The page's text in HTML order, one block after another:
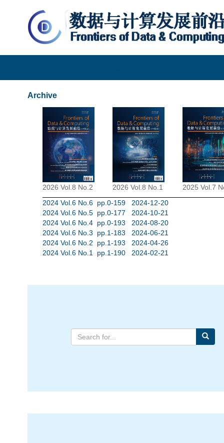
Archive
2026 Vol.8 No.2 2026 Vol.8 No.1
2025 Vol.7
2024 Vol.6 No.6 pp.0-159 2024-12-20
2024 Vol.6 No.5 pp.0-177 2024-10-21
2024 Vol.6 No.4 pp.0-193 2024-08-20
2024 Vol.6 No.3 pp.1-183 2024-06-21
2024 Vol.6 No.2 pp.1-193 2024-04-26
2024 Vol.6 No.1 pp.1-190 2024-02-21